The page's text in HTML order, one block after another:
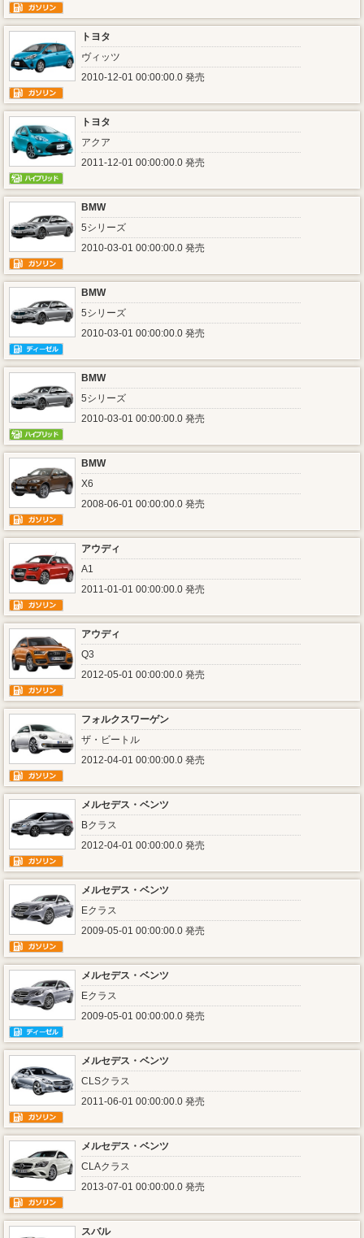
トヨタ
ヴィッツ
2010-12-01 00:00:00.0 発売
トヨタ
アクア
2011-12-01 00:00:00.0 発売
BMW
5シリーズ
2010-03-01 00:00:00.0 発売
BMW
5シリーズ
2010-03-01 00:00:00.0 発売
BMW
5シリーズ
2010-03-01 00:00:00.0 発売
BMW
X6
2008-06-01 00:00:00.0 発売
アウディ
A1
2011-01-01 00:00:00.0 発売
アウディ
Q3
2012-05-01 00:00:00.0 発売
フォルクスワーゲン
ザ・ビートル
2012-04-01 00:00:00.0 発売
メルセデス・ベンツ
Bクラス
2012-04-01 00:00:00.0 発売
メルセデス・ベンツ
Eクラス
2009-05-01 00:00:00.0 発売
メルセデス・ベンツ
Eクラス
2009-05-01 00:00:00.0 発売
メルセデス・ベンツ
CLSクラス
2011-06-01 00:00:00.0 発売
メルセデス・ベンツ
CLAクラス
2013-07-01 00:00:00.0 発売
スバル